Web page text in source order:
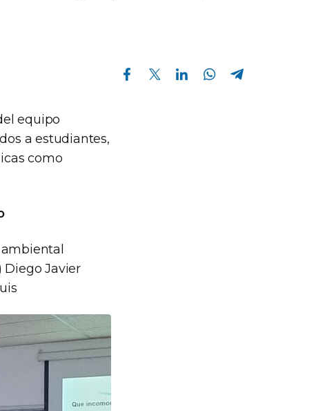
Compartir en Facebook Compartir en Twitter Compartir en Linkedin Compartir en Whatsapp
equipo
a estudiantes,
como
Diego Javier